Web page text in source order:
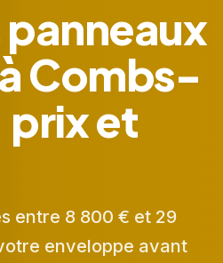
Combs-
prix et
entre 8 800 € et 29
enveloppe avant